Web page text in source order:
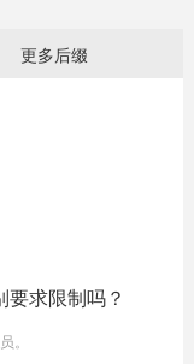
更多后缀
求限制吗？
。